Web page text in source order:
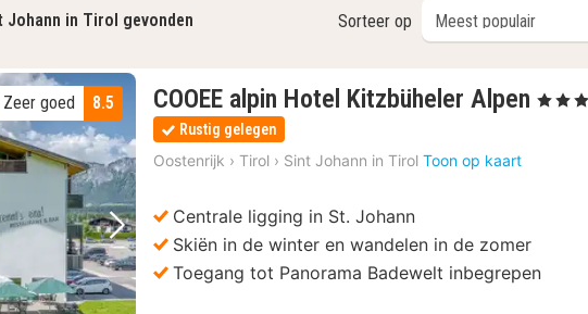
in Tirol gevonden Sorteer op
Volgende foto
8.5
Zeer goed COOEE alpin Hotel Kitzbüheler Alpen 1
, 3
Rustig gelegen
Oostenrijk › Tirol › Sint Johann in Tirol Toon op kaart
Centrale ligging in St. Johann
Skiën in de winter en wandelen in de zomer
Toegang tot Panorama Badewelt inbegrepen